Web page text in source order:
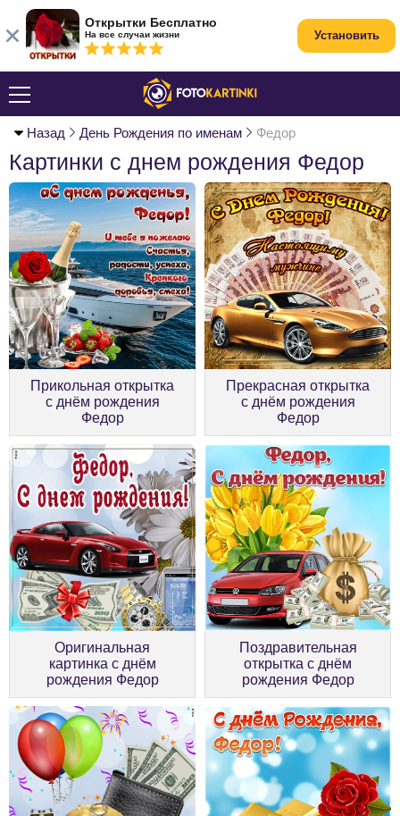
Назад День Рождения по именам Федор
Картинки с днем рождения Федор
Прикольная открытка
с днём рождения
Федор
Прекрасная открытка
с днём рождения
Федор
Оригинальная
картинка с днём
рождения Федор
Поздравительная
открытка с днём
рождения Федор
Открытки Бесплатно
На все случаи жизни Установить